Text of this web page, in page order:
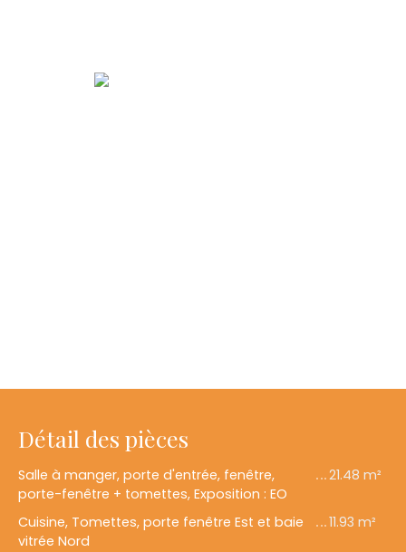
Détail des pièces
Salle à manger, porte d'entrée, fenêtre,
porte-fenêtre + tomettes, Exposition : EO
21.48 m²
Cuisine, Tomettes, porte fenêtre Est et baie
vitrée Nord
11.93 m²